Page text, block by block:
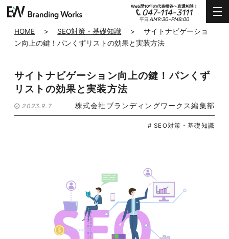
Web歴10年の代表根谷へ直通相談！
047-114-3111
平日AM9:30~PM8:00
HOME > SEO対策・基礎知識 >
サイトナビゲーショ
ン向上の鍵！パンくずリストの効果と実装方法
サイトナビゲーション向上の鍵！パンくず
リストの効果と実装方法
2023.9.7 株式会社ブランディングワークス編集部
# SEO対策・基礎知識